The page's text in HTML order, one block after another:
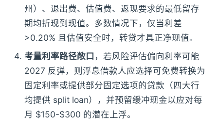
州）、退出费、估值费、返现要求的最低留存
期均折现到现值。多数情况下，仅当利差
>0.20% 且估值安全时，转贷才具正净现值。
考量利率路径敞口 ，若风险评估偏向利率可能
2027 反弹，则浮息借款人应选择可免费转换为
固定利率或提供部分固定选项的贷款（四大行
均提供 split loan），并预留缓冲现金以应对每
月 $150-$300 的潜在上浮。